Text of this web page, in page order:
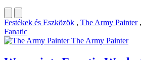
Festékek és Eszközök , The Army Painter,
Fanatic
The Army Painter